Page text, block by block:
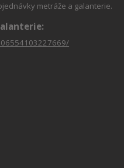
metráže a galanterie.